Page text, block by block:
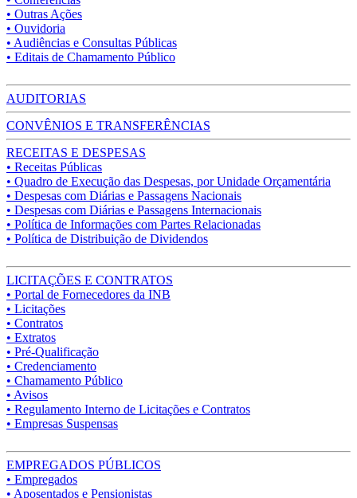
• Outras Ações
• Ouvidoria
• Audiências e Consultas Públicas
• Editais de Chamamento Público
AUDITORIAS
CONVÊNIOS E TRANSFERÊNCIAS
RECEITAS E DESPESAS
• Receitas Públicas
• Quadro de Execução das Despesas, por Unidade Orçamentária
• Despesas com Diárias e Passagens Nacionais
• Despesas com Diárias e Passagens Internacionais
• Política de Informações com Partes Relacionadas
• Política de Distribuição de Dividendos
LICITAÇÕES E CONTRATOS
• Portal de Fornecedores da INB
• Licitações
• Contratos
• Extratos
• Pré-Qualificação
• Credenciamento
• Chamamento Público
• Avisos
• Regulamento Interno de Licitações e Contratos
• Empresas Suspensas
EMPREGADOS PÚBLICOS
• Empregados
• Aposentados e Pensionistas